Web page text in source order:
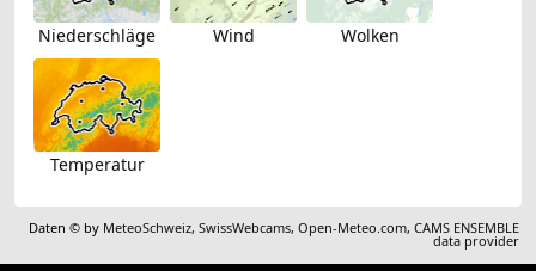
Niederschläge Wind Wolken
Temperatur
Daten © by MeteoSchweiz,SwissWebcams,Open-Meteo.com,CAMS ENSEMBLE
data provider